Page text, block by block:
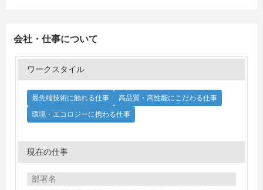
会社・仕事について
ワークスタイル
最先端技術に触れる仕事
高品質・高性能にこだわる仕事
環境・エコロジーに携わる仕事
現在の仕事
部署名